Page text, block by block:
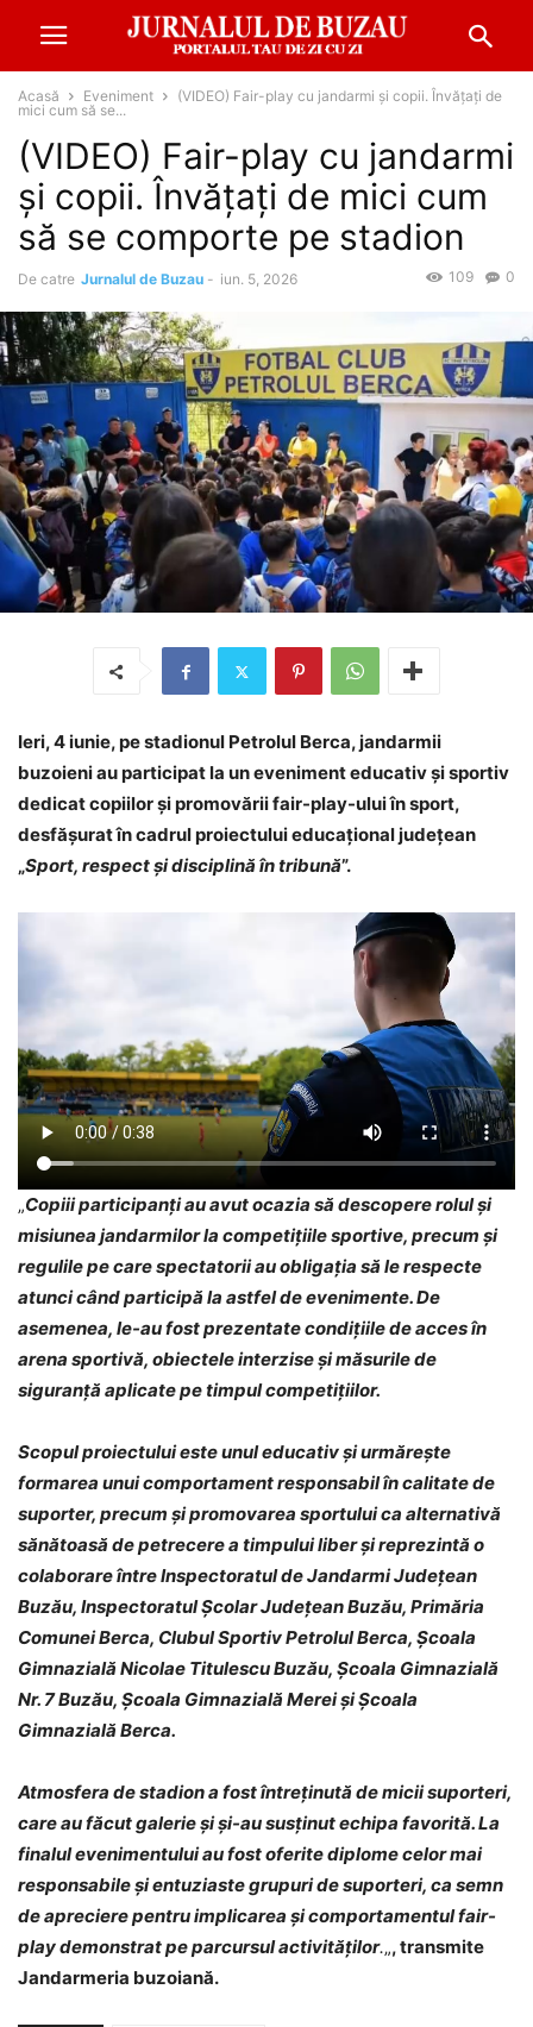
Acasă Eveniment
(VIDEO) Fair-play cu jandarmi și copii. Învățați de
mici cum să se...
(VIDEO) Fair-play cu jandarmi
și copii. Învățați de mici cum
să se comporte pe stadion
De catre Jurnalul de Buzau - iun. 5, 2026 0
109
Ieri, 4 iunie, pe stadionul Petrolul Berca, jandarmii
buzoieni au participat la un eveniment educativ și sportiv
dedicat copiilor și promovării fair-play-ului în sport,
desfășurat în cadrul proiectului educațional județean
„Sport, respect și disciplină în tribună”.
„Copiii participanți au avut ocazia să descopere rolul și
misiunea jandarmilor la competițiile sportive, precum și
regulile pe care spectatorii au obligația să le respecte
atunci când participă la astfel de evenimente. De
asemenea, le-au fost prezentate condițiile de acces în
arena sportivă, obiectele interzise și măsurile de
siguranță aplicate pe timpul competițiilor.
Scopul proiectului este unul educativ și urmărește
formarea unui comportament responsabil în calitate de
suporter, precum și promovarea sportului ca alternativă
sănătoasă de petrecere a timpului liber și reprezintă o
colaborare între Inspectoratul de Jandarmi Județean
Buzău, Inspectoratul Școlar Județean Buzău, Primăria
Comunei Berca, Clubul Sportiv Petrolul Berca, Școala
Gimnazială Nicolae Titulescu Buzău, Școala Gimnazială
Nr. 7 Buzău, Școala Gimnazială Merei și Școala
Gimnazială Berca.
Atmosfera de stadion a fost întreținută de micii suporteri,
care au făcut galerie și și-au susținut echipa favorită. La
finalul evenimentului au fost oferite diplome celor mai
responsabile și entuziaste grupuri de suporteri, ca semn
de apreciere pentru implicarea și comportamentul fair-
play demonstrat pe parcursul activităților.„, transmite
Jandarmeria buzoiană.